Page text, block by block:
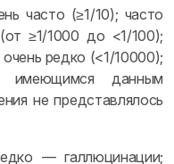
часто (≥1/10); часто
≥1/1000 до <1/100);
редко (<1/10000);
данным
не представлялось
— галлюцинации;